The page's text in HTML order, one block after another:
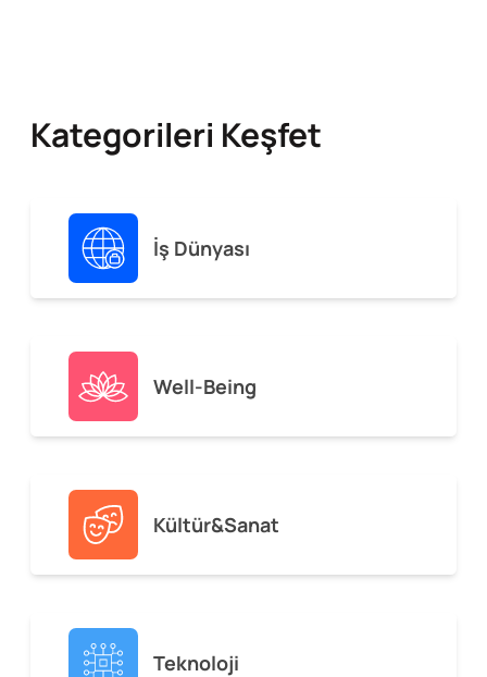
Kategorileri Keşfet
İş Dünyası
Well-Being
Kültür&Sanat
Teknoloji